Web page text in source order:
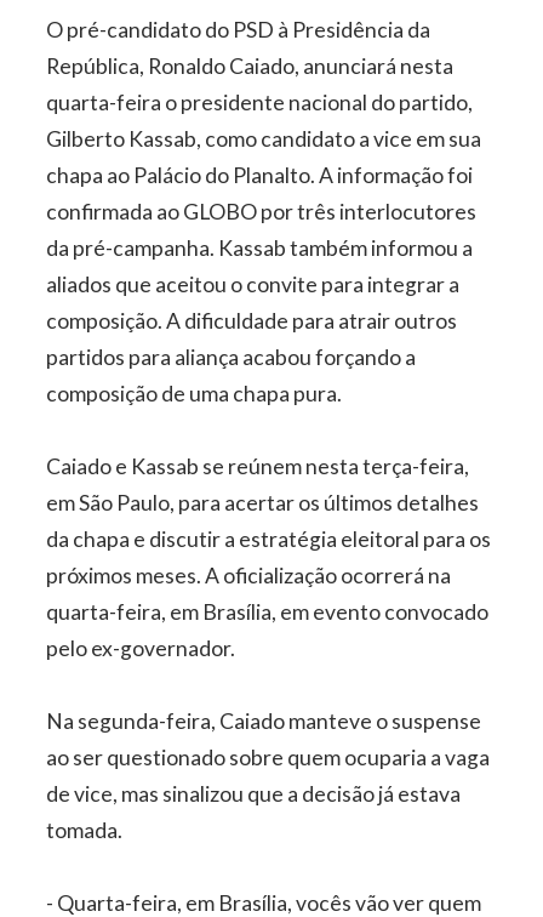
O pré-candidato do PSD à Presidência da
República, Ronaldo Caiado, anunciará nesta
quarta-feira o presidente nacional do partido,
Gilberto Kassab, como candidato a vice em sua
chapa ao Palácio do Planalto. A informação foi
confirmada ao GLOBO por três interlocutores
da pré-campanha. Kassab também informou a
aliados que aceitou o convite para integrar a
composição. A dificuldade para atrair outros
partidos para aliança acabou forçando a
composição de uma chapa pura.
Caiado e Kassab se reúnem nesta terça-feira,
em São Paulo, para acertar os últimos detalhes
da chapa e discutir a estratégia eleitoral para os
próximos meses. A oficialização ocorrerá na
quarta-feira, em Brasília, em evento convocado
pelo ex-governador.
Na segunda-feira, Caiado manteve o suspense
ao ser questionado sobre quem ocuparia a vaga
de vice, mas sinalizou que a decisão já estava
tomada.
- Quarta-feira, em Brasília, vocês vão ver quem